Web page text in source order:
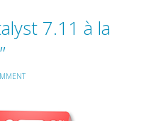
7.11 à la